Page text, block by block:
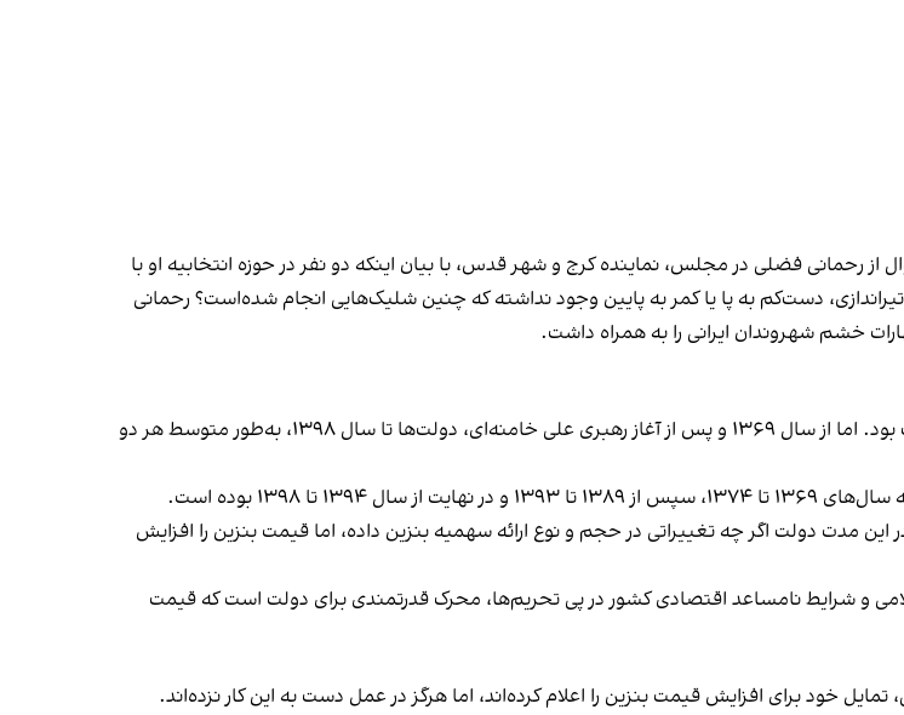
فضلی در مجلس، نماینده کرج و شهر قدس، با بیان اینکه دو نفر در حوزه انتخابیه او با
دست‌کم به پا یا کمر به پایین وجود نداشته که چنین شلیک‌هایی انجام شده‌است؟ رحمانی
خشم شهروندان ایرانی را به همراه داشت.
در زمان روح الله خمینی، از سال ۱۳۵۹ تا زمان مرگ او، قیمت بنزین در ایران ثابت بود. اما از سال ۱۳۶۹ و پس از آغاز رهبری علی خامنه‌ای، دولت‌ها تا سال ۱۳۹۸، به‌طور متوسط هر دو
۱۳۹۸ بوده است.
بنزین ثابت مانده است. در این مدت دولت اگر چه تغییراتی در حجم و نوع ارائه سهمیه بنزین داده، اما قیمت بنزین را افزایش
و شرایط نامساعد اقتصادی کشور در پی تحریم‌ها، محرک قدرتمندی برای دولت است که قیمت
خود برای افزایش قیمت بنزین را اعلام کرده‌اند، اما هرگز در عمل دست به این کار نزده‌اند.